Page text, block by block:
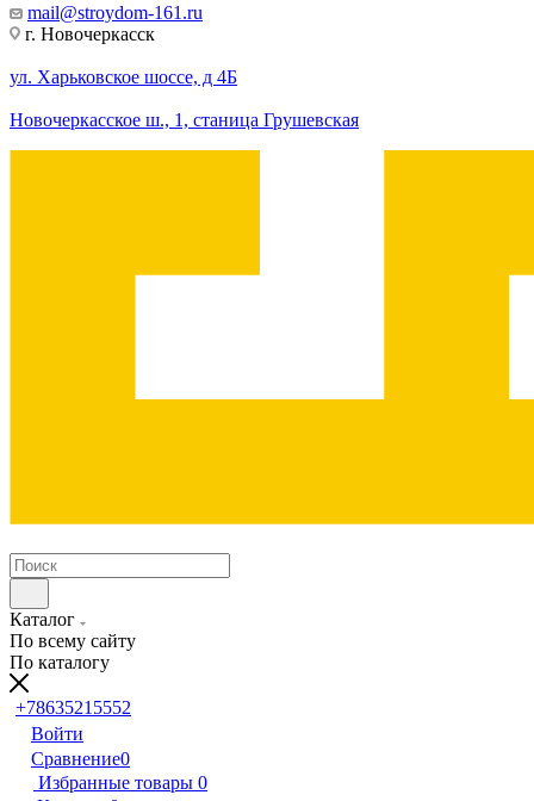
mail@stroydom-161.ru
г. Новочеркасск
ул. Харьковское шоссе, д 4Б
Новочеркасское ш., 1, станица Грушевская
Каталог
По всему сайту
По каталогу
+78635215552
Войти
Сравнение0
Избранные товары 0